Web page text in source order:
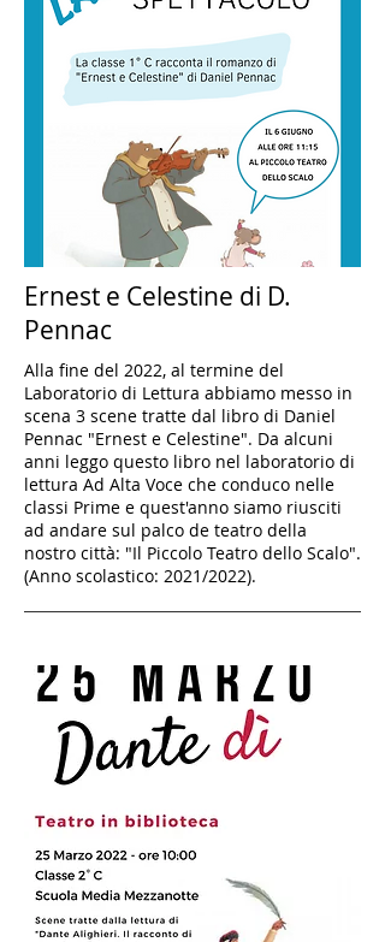
Ernest e Celestine di D.
Pennac
Alla fine del 2022, al termine del
Laboratorio di Lettura abbiamo messo in
scena 3 scene tratte dal libro di Daniel
Pennac "Ernest e Celestine". Da alcuni
anni leggo questo libro nel laboratorio di
lettura Ad Alta Voce che conduco nelle
classi Prime e quest'anno siamo riusciti
ad andare sul palco de teatro della
nostro città: "Il Piccolo Teatro dello Scalo".
(Anno scolastico: 2021/2022).